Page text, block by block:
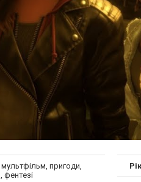
пригоди,
фентезі
Рік